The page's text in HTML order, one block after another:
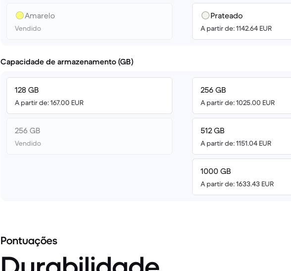
Amarelo
Vendido
Prateado
A partir de: 1142.64 EUR
Capacidade de armazenamento (GB)
128 GB
A partir de: 167.00 EUR
256 GB
Vendido
256 GB
A partir de: 1025.00 EUR
512 GB
A partir de: 1151.04 EUR
1000 GB
A partir de: 1633.43 EUR
Pontuações